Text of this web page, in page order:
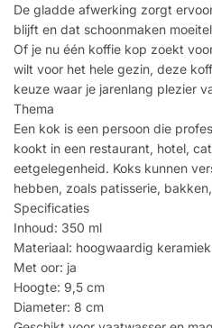
De gladde afwerking zorgt
blijft en dat schoonmaken
Of je nu één koffie kop zoekt
wilt voor het hele gezin, deze
keuze waar je jarenlang plezier
Thema
Een kok is een persoon die
kookt in een restaurant, hotel,
eetgelegenheid. Koks kunnen
hebben, zoals patisserie,
Specificaties
Inhoud: 350 ml
Materiaal: hoogwaardig keramiek
Met oor: ja
Hoogte: 9,5 cm
Diameter: 8 cm